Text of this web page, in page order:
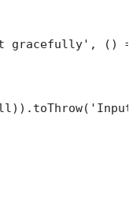
gracefully', ()